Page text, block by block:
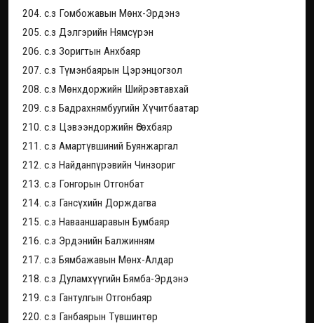
204. с.з Гомбожавын Мөнх-Эрдэнэ
205. с.з Дэлгэрийн Нямсүрэн
206. с.з Зоригтын Анхбаяр
207. с.з Түмэнбаярын Цэрэнцогзол
208. с.з Мөнхдоржийн Шийрэвтавхай
209. с.з Бадрахнямбуугийн Хүчитбаатар
210. с.з Цэвээндоржийн Өсөхбаяр
211. с.з Амартүвшиний Буянжаргал
212. с.з Найданпүрэвийн Чинзориг
213. с.з Гонгорын Отгонбат
214. с.з Гансүхийн Дорждагва
215. с.з Навааншаравын Бумбаяр
216. с.з Эрдэнийн Балжинням
217. с.з Бямбажавын Мөнх-Алдар
218. с.з Дуламхүүгийн Бямба-Эрдэнэ
219. с.з Гантулгын Отгонбаяр
220. с.з Ганбаярын Түвшинтөр